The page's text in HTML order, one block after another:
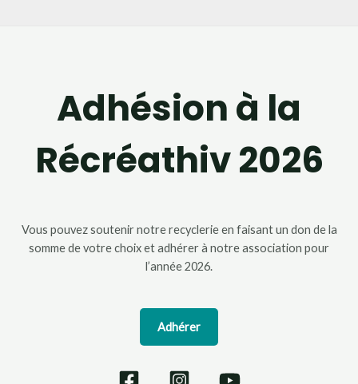
Adhésion à la
Récréathiv 2026
Vous pouvez soutenir notre recyclerie en faisant un don de la
somme de votre choix et adhérer à notre association pour
l’année 2026.
Adhérer